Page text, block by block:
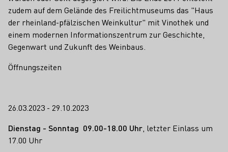
zudem auf dem Gelände des Freilichtmuseums das "Haus
der rheinland-pfälzischen Weinkultur" mit Vinothek und
einem modernen Informationszentrum zur Geschichte,
Gegenwart und Zukunft des Weinbaus.
Öffnungszeiten
26.03.2023 - 29.10.2023
Dienstag - Sonntag 09.00-18.00 Uhr , letzter Einlass um
17.00 Uhr